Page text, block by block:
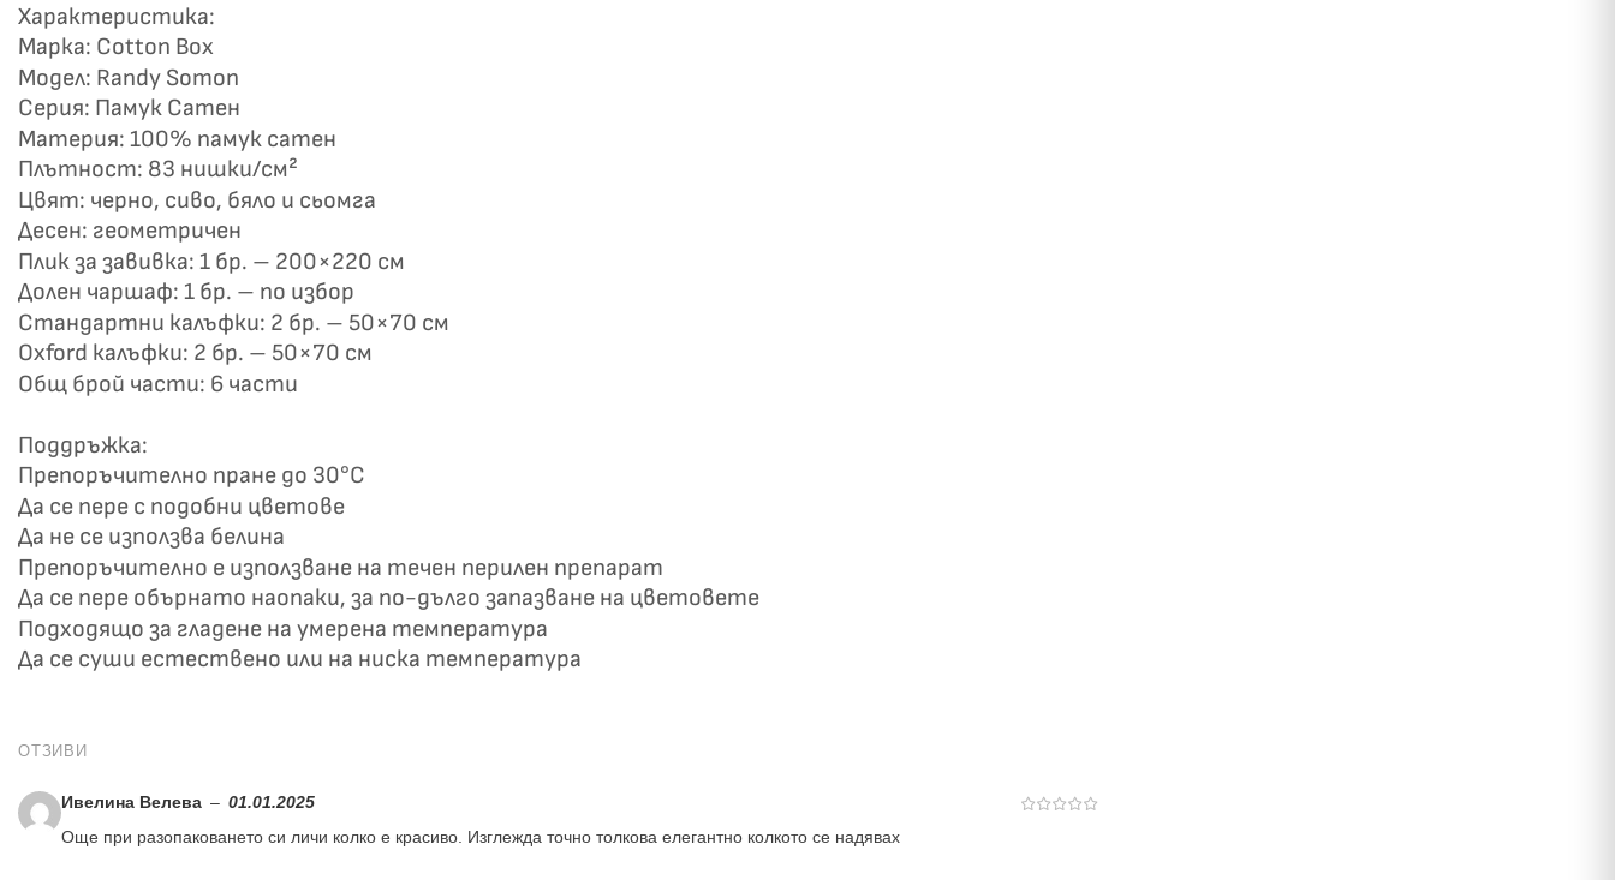
Характеристика:
Марка: Cotton Box
Модел: Randy Somon
Серия: Памук Сатен
Материя: 100% памук сатен
Плътност: 83 нишки/см²
Цвят: черно, сиво, бяло и сьомга
Десен: геометричен
Плик за завивка: 1 бр. – 200×220 см
Долен чаршаф: 1 бр. – по избор
Стандартни калъфки: 2 бр. – 50×70 см
Oxford калъфки: 2 бр. – 50×70 см
Общ брой части: 6 части
Поддръжка:
Препоръчително пране до 30°C
Да се пере с подобни цветове
Да не се използва белина
Препоръчително е използване на течен перилен препарат
Да се пере обърнато наопаки, за по-дълго запазване на цветовете
Подходящо за гладене на умерена температура
Да се суши естествено или на ниска температура
ОТЗИВИ
Ивелина Велева – 01.01.2025
Още при разопаковането си личи колко е красиво. Изглежда точно толкова елегантно колкото се надявах